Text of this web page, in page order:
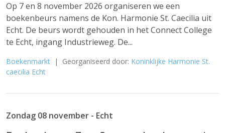
Op 7 en 8 november 2026 organiseren we een
boekenbeurs namens de Kon. Harmonie St. Caecilia uit
Echt. De beurs wordt gehouden in het Connect College
te Echt, ingang Industrieweg. De...
Boekenmarkt | Georganiseerd door: Koninklijke Harmonie St.
caecilia Echt
Zondag 08 november - Echt